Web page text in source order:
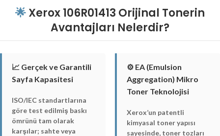
🌟Xerox 106R01413 Orijinal Tonerin
Avantajları Nelerdir?
📈 Gerçek ve Garantili
Sayfa Kapasitesi
ISO/IEC standartlarına
göre test edilmiş baskı
ömrünü tam olarak
karşılar; sahte veya
⚙️ EA (Emulsion
Aggregation) Mikro
Toner Teknolojisi
Xerox’un patentli
kimyasal toner yapısı
sayesinde, toner tozları